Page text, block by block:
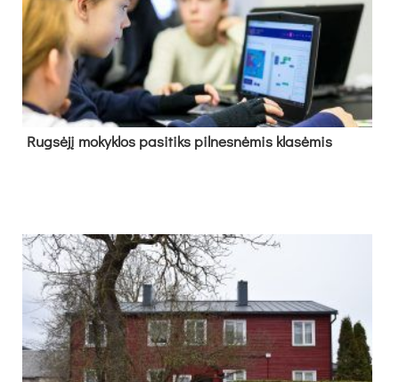
Rug­sė­jį mo­kyk­los pa­si­tiks pil­nes­nė­mis kla­sė­mis